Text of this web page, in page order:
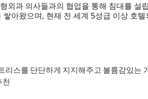
외과 의사들과의 협업을 통해 침대를
아왔으며, 현재 전 세계 5성급 이상 호
리스를 단단하게 지지해주고 볼륨감있는
천